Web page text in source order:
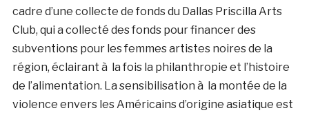
cadre d’une collecte de fonds du Dallas Priscilla Arts
Club, qui a collecté des fonds pour financer des
subventions pour les femmes artistes noires de la
région, éclairant à la fois la philanthropie et l’histoire
de l’alimentation. La sensibilisation à la montée de la
violence envers les Américains d’origine asiatique est